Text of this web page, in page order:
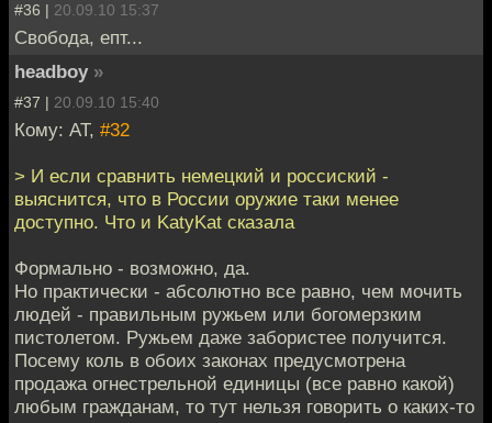
#36 | 20.09.10 15:37
Свобода, епт...
headboy »
#37 | 20.09.10 15:40
Кому: AT, #32
> И если сравнить немецкий и россиский -
выяснится, что в России оружие таки менее
доступно. Что и KatyKat сказала
Формально - возможно, да.
Но практически - абсолютно все равно, чем мочить
людей - правильным ружьем или богомерзким
пистолетом. Ружьем даже забористее получится.
Посему коль в обоих законах предусмотрена
продажа огнестрельной единицы (все равно какой)
любым гражданам, то тут нельзя говорить о каких-то